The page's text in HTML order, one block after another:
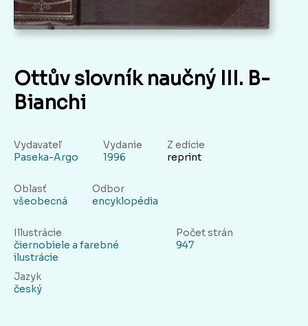
Ottův slovník naučný III. B-
Bianchi
Vydavateľ
Paseka-Argo
Vydanie
1996
Z edície
reprint
Oblasť
všeobecná
Odbor
encyklopédia
Illustrácie
čiernobiele a farebné
ilustrácie
Počet strán
947
Jazyk
český